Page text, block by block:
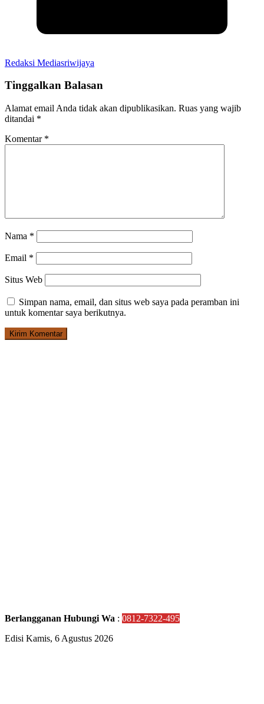
Redaksi Mediasriwijaya
Tinggalkan Balasan
Alamat email Anda tidak akan dipublikasikan. Ruas yang wajib
ditandai *
Komentar *
Nama *
Email *
Situs Web
Simpan nama, email, dan situs web saya pada peramban ini
untuk komentar saya berikutnya.
Berlangganan Hubungi Wa : 0812-7322-495
Edisi Kamis, 6 Agustus 2026